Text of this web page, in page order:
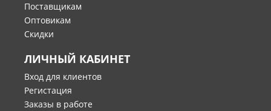
Поставщикам
Оптовикам
Скидки
ЛИЧНЫЙ КАБИНЕТ
Вход для клиентов
Регистация
Заказы в работе